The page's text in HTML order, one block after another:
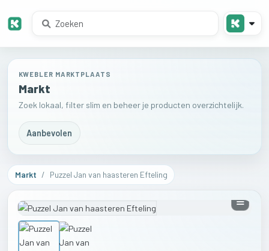
KWEBLER MARKTPLAATS
Markt
Zoek lokaal, filter slim en beheer je producten overzichtelijk.
Aanbevolen
Markt / Puzzel Jan van haasteren Efteling